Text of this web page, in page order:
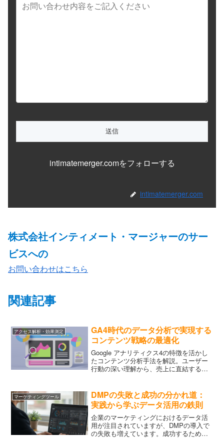
intimatemerger.comをフォローする
intimatemerger.com
株式会社インティメート・マージャーのサー
ビスへの
お問い合わせはこちら
関連記事
アクセス解析・効果測定
GA4時代のデータ分析で実現する
コンテンツ戦略の最適化
Google アナリティクス4の特徴を活かし
たコンテンツ分析手法を解説。ユーザー
行動の深い理解から、売上に直結するコ
マーケティングツール
DMPの失敗と成功の分かれ道：
実践から学ぶデータ活用の鉄則
企業のマーケティングにおけるデータ活
用が注目されていますが、DMPの導入で
の失敗も増えています。成功するための